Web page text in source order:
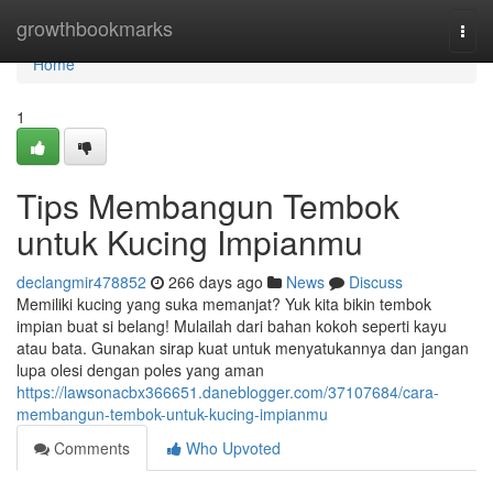
growthbookmarks
Home
Home
1
Tips Membangun Tembok
untuk Kucing Impianmu
declangmir478852 266 days ago News
Discuss
Memiliki kucing yang suka memanjat? Yuk kita bikin tembok
impian buat si belang! Mulailah dari bahan kokoh seperti kayu
atau bata. Gunakan sirap kuat untuk menyatukannya dan jangan
lupa olesi dengan poles yang aman
https://lawsonacbx366651.daneblogger.com/37107684/cara-
membangun-tembok-untuk-kucing-impianmu
Comments
Who Upvoted